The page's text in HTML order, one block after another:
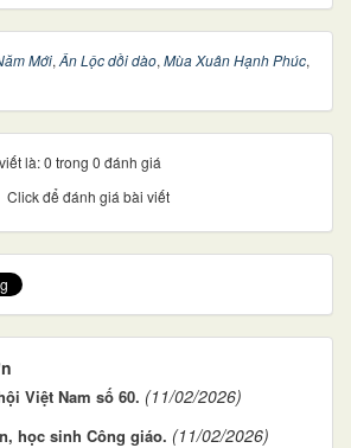
Mới, Ân Lộc dồi dào, Mùa Xuân Hạnh Phúc,
là: 0 trong 0 đánh giá
Click để đánh giá bài viết
Việt Nam số 60. (11/02/2026)
học sinh Công giáo. (11/02/2026)